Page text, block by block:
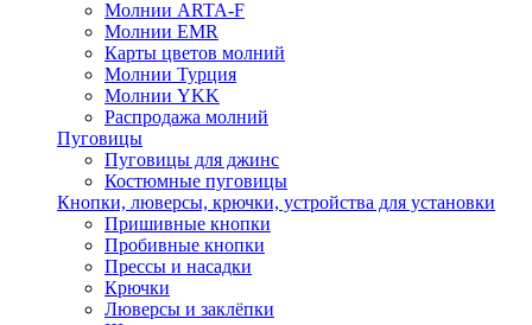
Молнии ARTA-F
Молнии EMR
Карты цветов молний
Молнии Турция
Молнии YKK
Распродажа молний
Пуговицы
Пуговицы для джинс
Костюмные пуговицы
Кнопки, люверсы, крючки, устройства для установки
Пришивные кнопки
Пробивные кнопки
Прессы и насадки
Крючки
Люверсы и заклёпки